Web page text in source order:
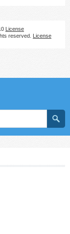
License
reserved. License